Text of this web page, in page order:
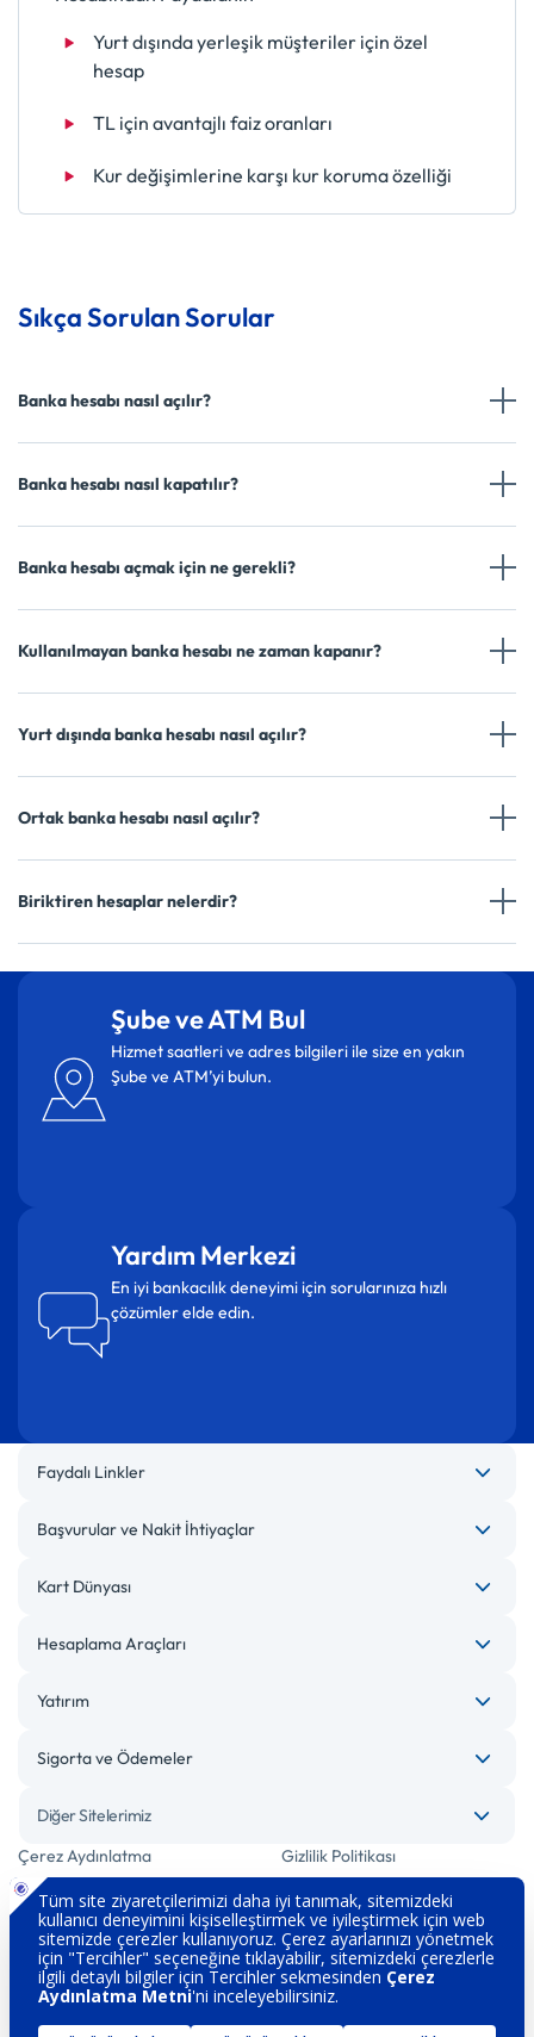
Yurt dışında yerleşik müşteriler için özel
hesap
TL için avantajlı faiz oranları
Kur değişimlerine karşı kur koruma özelliği
Sıkça Sorulan Sorular
Banka hesabı nasıl açılır?
Banka hesabı nasıl kapatılır?
Banka hesabı açmak için ne gerekli?
Kullanılmayan banka hesabı ne zaman kapanır?
Yurt dışında banka hesabı nasıl açılır?
Ortak banka hesabı nasıl açılır?
Biriktiren hesaplar nelerdir?
Şube ve ATM Bul
Hizmet saatleri ve adres bilgileri ile size en yakın
Şube ve ATM’yi bulun.
Yardım Merkezi
En iyi bankacılık deneyimi için sorularınıza hızlı
çözümler elde edin.
Faydalı Linkler
Başvurular ve Nakit İhtiyaçlar
Kart Dünyası
Hesaplama Araçları
Yatırım
Sigorta ve Ödemeler
Diğer Sitelerimiz
Çerez Aydınlatma
Gizlilik Politikası
Bilgi Toplumu Hizmetleri Engelsiz Bankacılık
Kişisel Verilerin Korunması Güvenlik
İletişim Hakkımızda
Sözleşme ve Formlar